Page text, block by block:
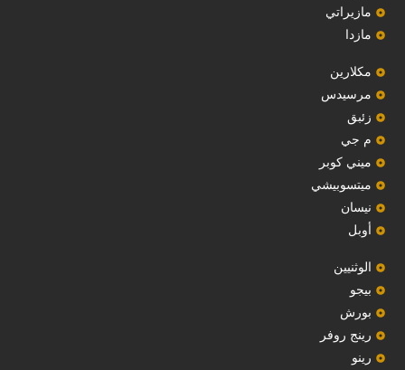
مازيراتي
مازدا
مكلارين
مرسيدس
‏زئبق‏
م جي
ميني كوبر
ميتسوبيشي
نيسان
أوبل
‏الوثنيين‏
بيجو
بورش
رينج روفر
رينو